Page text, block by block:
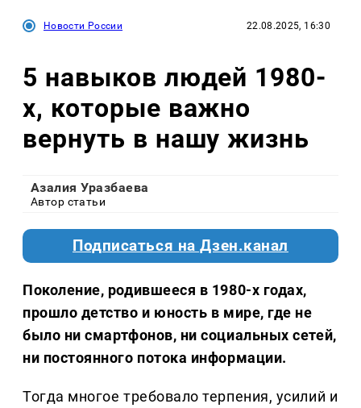
Новости России 22.08.2025, 16:30
5 навыков людей 1980-
х, которые важно
вернуть в нашу жизнь
Азалия Уразбаева
Автор статьи
Подписаться на Дзен.канал
Поколение, родившееся в 1980-х годах,
прошло детство и юность в мире, где не
было ни смартфонов, ни социальных сетей,
ни постоянного потока информации.
Тогда многое требовало терпения, усилий и